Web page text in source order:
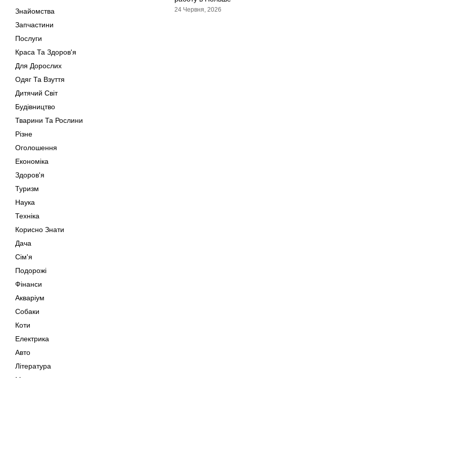
Знайомства
Запчастини
Послуги
Краса Та Здоров'я
Для Дорослих
Одяг Та Взуття
Дитячий Світ
Будівництво
Тварини Та Рослини
Різне
Оголошення
Економіка
Здоров'я
Туризм
Наука
Техніка
Корисно Знати
Дача
Сім'я
Подорожі
Фінанси
Акваріум
Собаки
Коти
Електрика
Авто
Література
Музика
24 Червня, 2026